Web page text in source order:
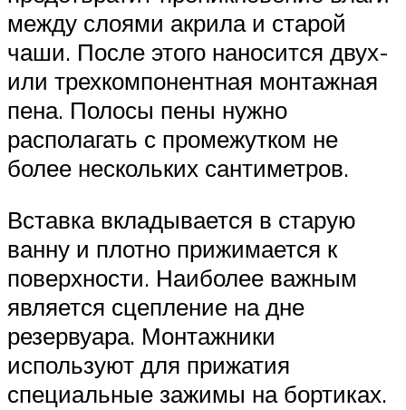
между слоями акрила и старой
чаши. После этого наносится двух-
или трехкомпонентная монтажная
пена. Полосы пены нужно
располагать с промежутком не
более нескольких сантиметров.
Вставка вкладывается в старую
ванну и плотно прижимается к
поверхности. Наиболее важным
является сцепление на дне
резервуара. Монтажники
используют для прижатия
специальные зажимы на бортиках.